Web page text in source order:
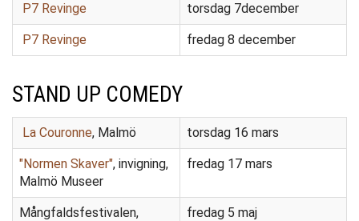
P7 Revinge torsdag 7december
P7 Revinge fredag 8 december
STAND UP COMEDY
La Couronne, Malmö torsdag 16 mars
"Normen Skaver", invigning,
Malmö Museer
fredag 17 mars
Mångfaldsfestivalen,
fredag 5 maj